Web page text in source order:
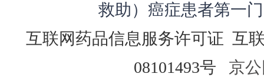
救助）癌症患者第一
互联网药品信息服务许可证 互
08101493号
京公